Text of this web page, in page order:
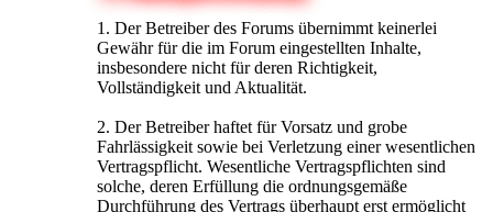
1. Der Betreiber des Forums übernimmt keinerlei
Gewähr für die im Forum eingestellten Inhalte,
insbesondere nicht für deren Richtigkeit,
Vollständigkeit und Aktualität.
2. Der Betreiber haftet für Vorsatz und grobe
Fahrlässigkeit sowie bei Verletzung einer wesentlichen
Vertragspflicht. Wesentliche Vertragspflichten sind
solche, deren Erfüllung die ordnungsgemäße
Durchführung des Vertrags überhaupt erst ermöglicht